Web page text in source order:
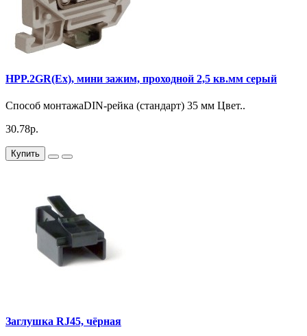
HPP.2GR(Ex), мини зажим, проходной 2,5 кв.мм серый
Способ монтажаDIN-рейка (стандарт) 35 мм Цвет..
30.78р.
Купить
Заглушка RJ45, чёрная